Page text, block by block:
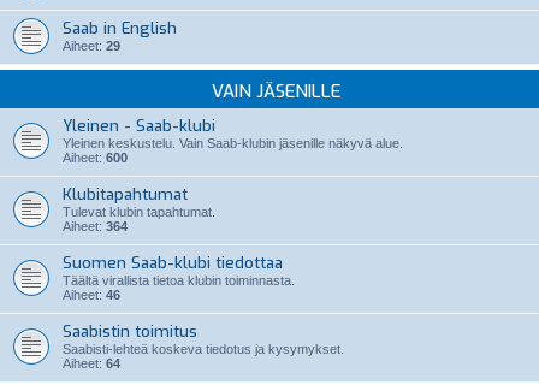
Saab in English
Aiheet: 29
VAIN JÄSENILLE
Yleinen - Saab-klubi
Yleinen keskustelu. Vain Saab-klubin jäsenille näkyvä alue.
Aiheet: 600
Klubitapahtumat
Tulevat klubin tapahtumat.
Aiheet: 364
Suomen Saab-klubi tiedottaa
Täältä virallista tietoa klubin toiminnasta.
Aiheet: 46
Saabistin toimitus
Saabisti-lehteä koskeva tiedotus ja kysymykset.
Aiheet: 64